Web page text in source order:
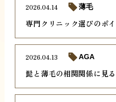
専門クリニック選びのポ
2026.04.14 薄毛
髭と薄毛の相関関係に見
2026.04.13 AGA